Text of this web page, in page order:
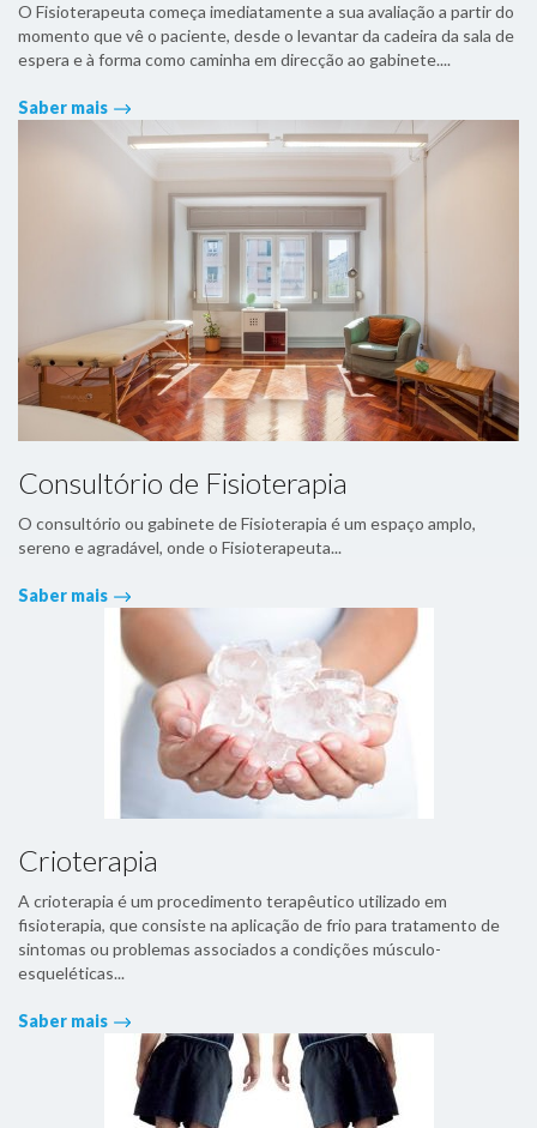
O Fisioterapeuta começa imediatamente a sua avaliação a partir do
momento que vê o paciente, desde o levantar da cadeira da sala de
espera e à forma como caminha em direcção ao gabinete....
Saber mais
Consultório de Fisioterapia
O consultório ou gabinete de Fisioterapia é um espaço amplo,
sereno e agradável, onde o Fisioterapeuta...
Saber mais
Crioterapia
A crioterapia é um procedimento terapêutico utilizado em
fisioterapia, que consiste na aplicação de frio para tratamento de
sintomas ou problemas associados a condições músculo-
esqueléticas...
Saber mais